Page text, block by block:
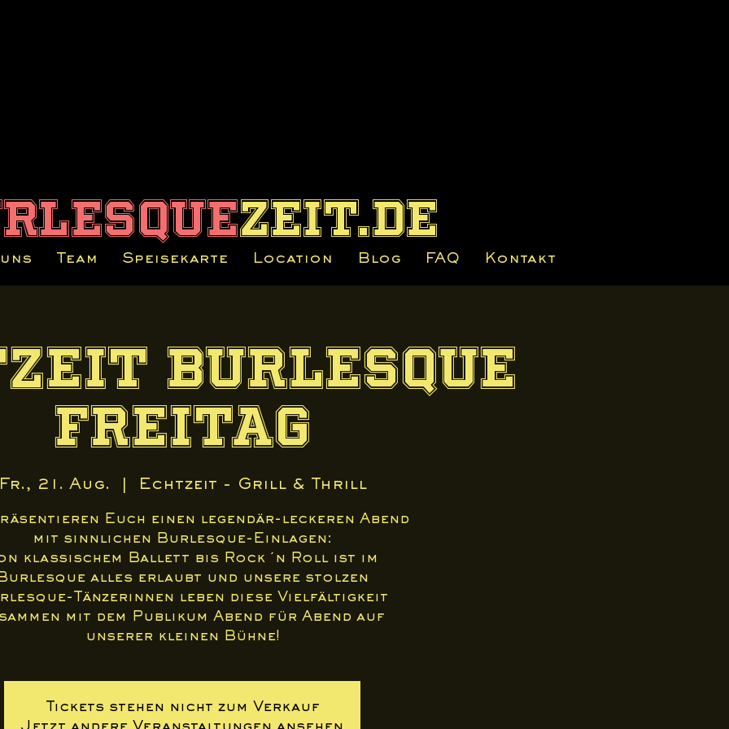
Team Speisekarte Location Blog FAQ Kontakt
zeit.de
Burlesque
Freitag
Fr., 21. Aug. Echtzeit - Grill & Thrill
Euch einen legendär-leckeren Abend
mit sinnlichen Burlesque-Einlagen:
klassischem Ballett bis Rock ´n Roll ist im
Burlesque alles erlaubt und unsere stolzen
Tänzerinnen leben diese Vielfältigkeit
mit dem Publikum Abend für Abend auf
unserer kleinen Bühne!
Tickets stehen nicht zum Verkauf